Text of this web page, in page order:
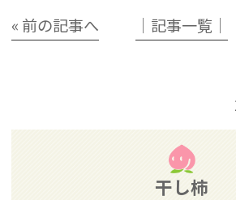
« 前の記事へ │記事一覧│
干し柿